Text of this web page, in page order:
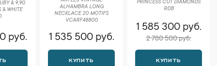
& 9,90
& WHITE
руб.
ALHAMBRA LONG
NECKLACE 20 MOTIFS
VCARF48800
1 535 500 руб.
КУПИТЬ
PRINCESS CUT DIAMONDS
RDB
1 585 300 руб.
2 780 500 руб.
КУПИТЬ